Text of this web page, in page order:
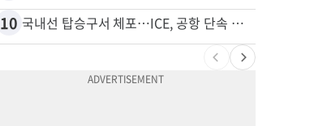
10 국내선 탑승구서 체포…ICE, 공항 단속 확대